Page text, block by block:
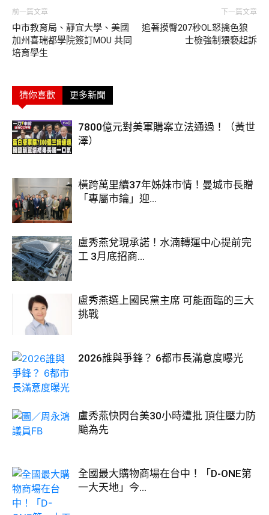
前一篇文章
中市教育局、靜宜大學、美國
加州喜瑞都學院簽訂MOU 共同
培育學生
下一篇文章
追著摸臀207秒OL怒擒色狼
士檢強制猥褻起訴
猜你喜歡 更多新聞
7800億元對美軍購案立法通過！（黃世
澤）
橫跨萬里續37年姊妹市情！曼城市長贈
「專屬市鑰」迎...
盧秀燕兌現承諾！水湳轉運中心提前完
工 3月底招商...
盧秀燕選上國民黨主席 可能面臨的三大
挑戰
2026誰與爭鋒？ 6都市長滿意度曝光
盧秀燕快閃台美30小時遭批 頂住壓力防
颱為先
全國最大購物商場在台中！「D-ONE第
一大天地」今...